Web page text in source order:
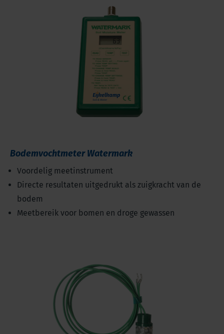
Bodemvochtmeter Watermark
Voordelig meetinstrument
Directe resultaten uitgedrukt als zuigkracht van de
bodem
Meetbereik voor bomen en droge gewassen